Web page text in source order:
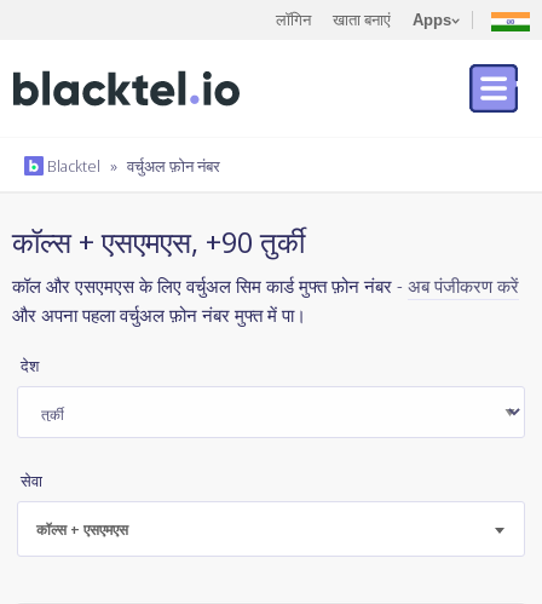
लॉगिन खाता बनाएं Apps
Blacktel » वर्चुअल फ़ोन नंबर
कॉल्स + एसएमएस, +90 तुर्की
कॉल और एसएमएस के लिए वर्चुअल सिम कार्ड मुफ्त फ़ोन नंबर - अब पंजीकरण करें
और अपना पहला वर्चुअल फ़ोन नंबर मुफ्त में पा।
देश
सेवा
कॉल्स + एसएमएस